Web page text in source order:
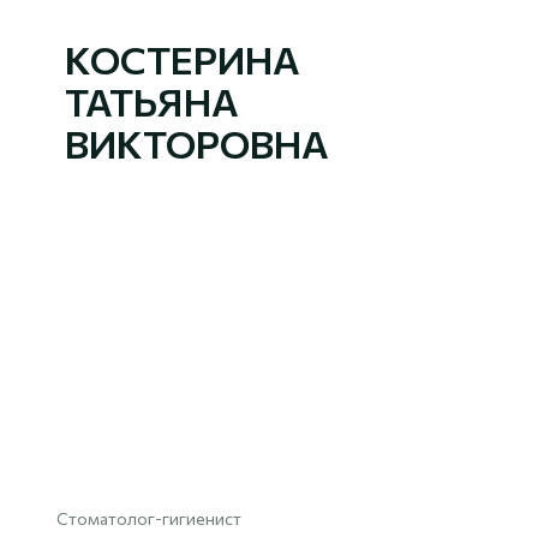
Стоматолог-гигиенист
КОСТЕРИНА
ТАТЬЯНА
ВИКТОРОВНА